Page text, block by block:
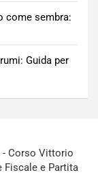
come sembra:
Guida per
- Corso Vittorio
Fiscale e Partita